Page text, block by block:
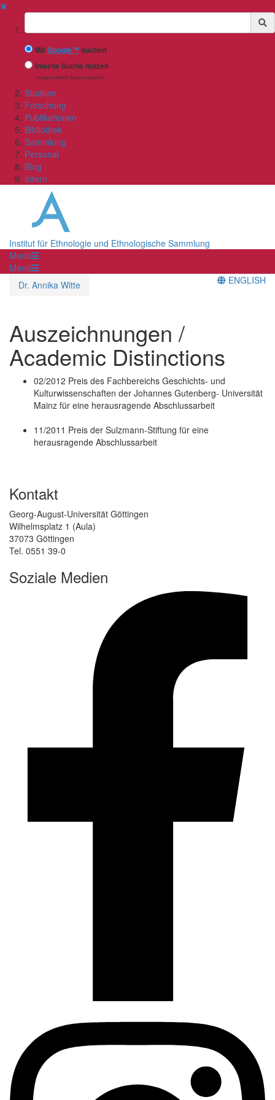
✖
Suchbegriff
MitGoogle™ suchen
Interne Suche nutzen
(eingeschränkte Ergebnisqualität)
Studium
Forschung
Publikationen
Bibliothek
Sammlung
Personal
Blog
Intern
Institut für Ethnologie und Ethnologische Sammlung
Menü
Menü
Dr. Annika Witte
ENGLISH
Auszeichnungen /
Academic Distinctions
02/2012 Preis des Fachbereichs Geschichts- und
Kulturwissenschaften der Johannes Gutenberg- Universität
Mainz für eine herausragende Abschlussarbeit
11/2011 Preis der Sulzmann-Stiftung für eine
herausragende Abschlussarbeit
Kontakt
Georg-August-Universität Göttingen
Wilhelmsplatz 1 (Aula)
37073 Göttingen
Tel. 0551 39-0
Soziale Medien